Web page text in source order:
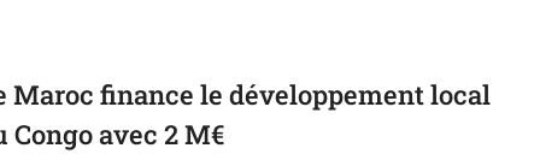
VERS
SURVEILLANCE
Maroc finance le développement local
Congo avec 2 M€